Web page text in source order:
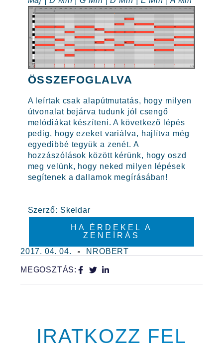
ÖSSZEFOGLALVA
A leírtak csak alapútmutatás, hogy milyen
útvonalat bejárva tudunk jól csengő
melódiákat készíteni. A következő lépés
pedig, hogy ezeket variálva, hajlítva még
egyedibbé tegyük a zenét. A
hozzászólások között kérünk, hogy oszd
meg velünk, hogy neked milyen lépések
segítenek a dallamok megírásában!
Szerző: Skeldar
HA ÉRDEKEL A
ZENEÍRÁS
2017. 04. 04.
NROBERT
MEGOSZTÁS:
IRATKOZZ FEL